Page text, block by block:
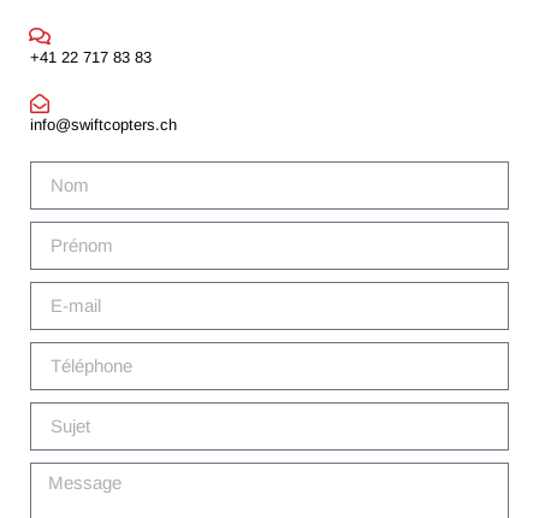
+41 22 717 83 83
info@swiftcopters.ch